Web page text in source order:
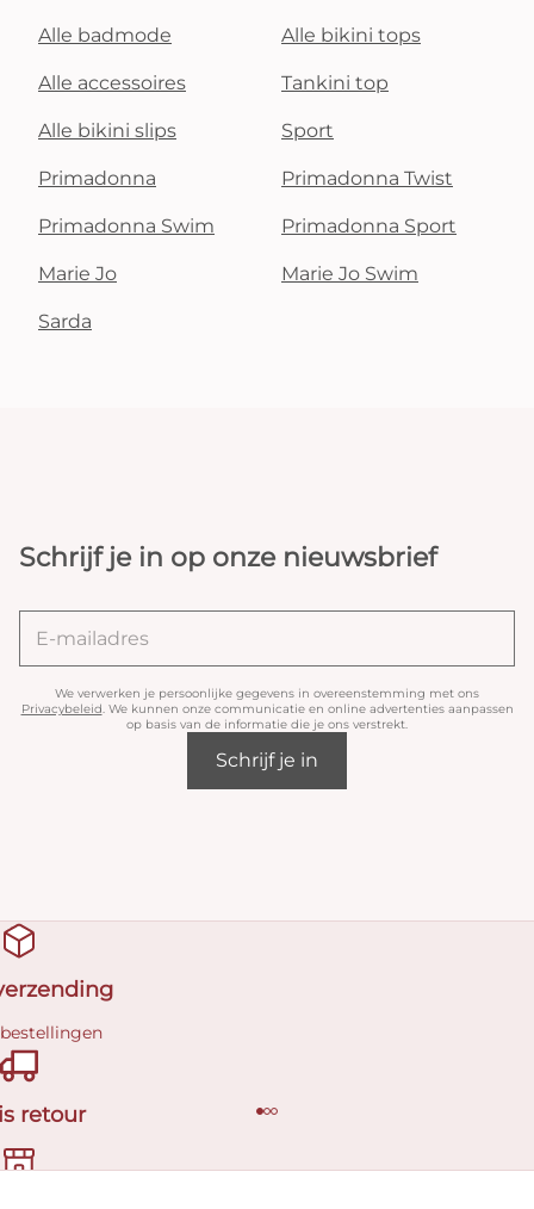
Alle badmode Alle bikini tops
Alle accessoires Tankini top
Alle bikini slips Sport
Primadonna Primadonna Twist
Primadonna Swim Primadonna Sport
Marie Jo Marie Jo Swim
Sarda
Schrijf je in op onze nieuwsbrief
We verwerken je persoonlijke gegevens in overeenstemming met ons
Privacybeleid. We kunnen onze communicatie en online advertenties aanpassen
op basis van de informatie die je ons verstrekt.
Schrijf je in
retour